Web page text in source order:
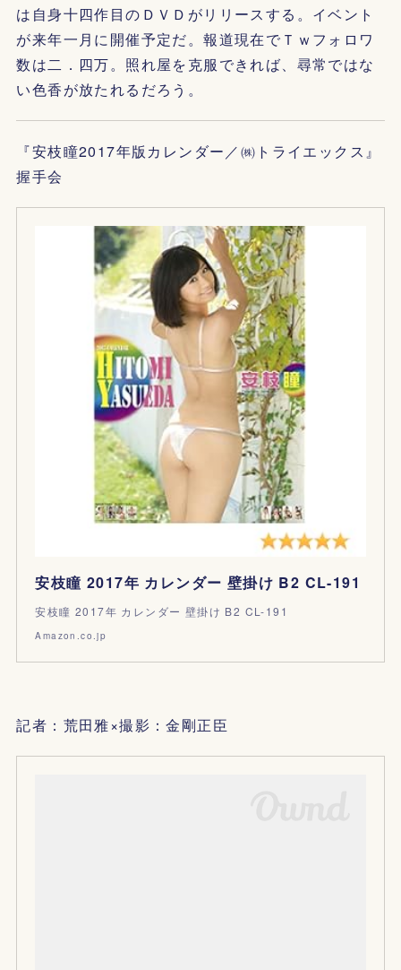
は自身十四作目のＤＶＤがリリースする。イベント
が来年一月に開催予定だ。報道現在でＴｗフォロワ
数は二．四万。照れ屋を克服できれば、尋常ではな
い色香が放たれるだろう。
『安枝瞳2017年版カレンダー／㈱トライエックス』
握手会
安枝瞳 2017年 カレンダー 壁掛け B2 CL-191
安枝瞳 2017年 カレンダー 壁掛け B2 CL-191
Amazon.co.jp
記者：荒田雅×撮影：金剛正臣